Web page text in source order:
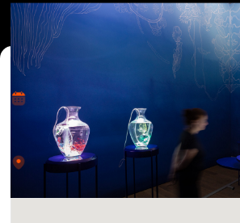
Dónde y Cuándo
1439 El Prado, San Diego, CA 92101